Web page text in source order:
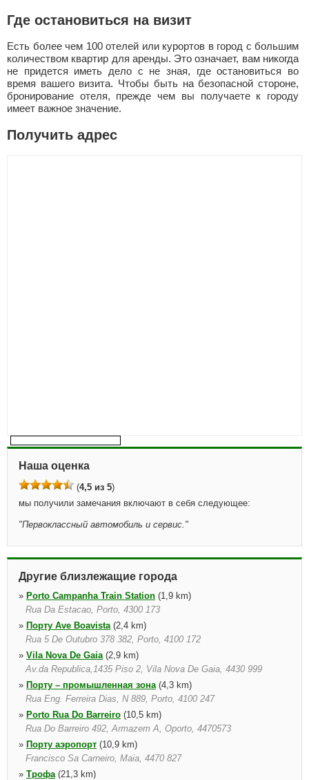
Где остановиться на визит
Есть более чем 100 отелей или курортов в город с большим
количеством квартир для аренды. Это означает, вам никогда
не придется иметь дело с не зная, где остановиться во
время вашего визита. Чтобы быть на безопасной стороне,
бронирование отеля, прежде чем вы получаете к городу
имеет важное значение.
Получить адрес
Наша оценка
(4,5 из 5)
мы получили замечания включают в себя следующее:
"Первоклассный автомобиль и сервис. "
Другие близлежащие города
» Porto Campanha Train Station (1,9 km)
Rua Da Estacao, Porto, 4300 173
» Порту Ave Boavista(2,4 km)
Rua 5 De Outubro 378 382, Porto, 4100 172
» Vila Nova De Gaia(2,9 km)
Av.da Republica,1435 Piso 2, Vila Nova De Gaia, 4430 999
» Порту – промышленная зона(4,3 km)
Rua Eng. Ferreira Dias, N 889, Porto, 4100 247
» Porto Rua Do Barreiro (10,5 km)
Rua Do Barreiro 492, Armazem A, Oporto, 4470573
» Порту аэропорт (10,9 km)
Francisco Sa Carneiro, Maia, 4470 827
» Трофа(21,3 km)